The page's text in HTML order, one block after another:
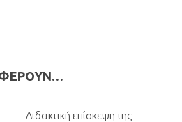
Διδακτική επίσκεψη της